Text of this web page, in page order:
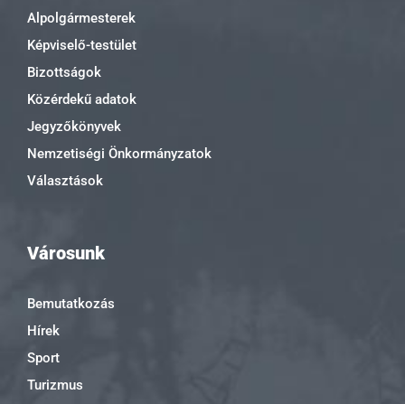
Alpolgármesterek
Képviselő-testület
Bizottságok
Közérdekű adatok
Jegyzőkönyvek
Nemzetiségi Önkormányzatok
Választások
Városunk
Bemutatkozás
Hírek
Sport
Turizmus